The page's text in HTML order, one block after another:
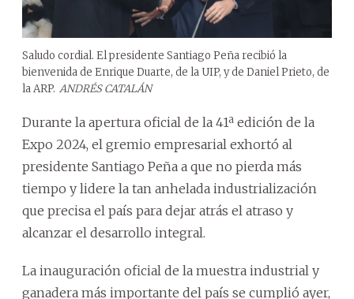
Saludo cordial. El presidente Santiago Peña recibió la
bienvenida de Enrique Duarte, de la UIP, y de Daniel Prieto, de
la ARP. ANDRÉS CATALÁN
Durante la apertura oficial de la 41ª edición de la
Expo 2024, el gremio empresarial exhortó al
presidente Santiago Peña a que no pierda más
tiempo y lidere la tan anhelada industrialización
que precisa el país para dejar atrás el atraso y
alcanzar el desarrollo integral.
La inauguración oficial de la muestra industrial y
ganadera más importante del país se cumplió ayer,